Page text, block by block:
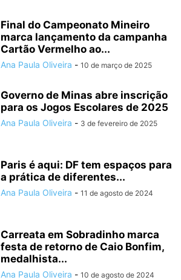
Final do Campeonato Mineiro
marca lançamento da campanha
Cartão Vermelho ao...
Ana Paula Oliveira - 10 de março de 2025
Governo de Minas abre inscrição
para os Jogos Escolares de 2025
Ana Paula Oliveira - 3 de fevereiro de 2025
Paris é aqui: DF tem espaços para
a prática de diferentes...
Ana Paula Oliveira - 11 de agosto de 2024
Carreata em Sobradinho marca
festa de retorno de Caio Bonfim,
medalhista...
Ana Paula Oliveira - 10 de agosto de 2024